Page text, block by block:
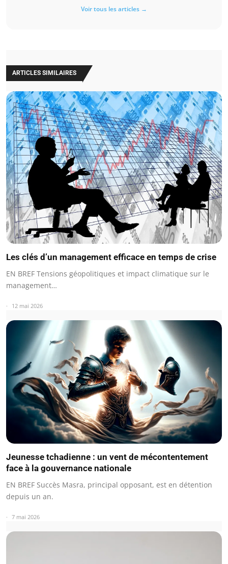
Voir tous les articles →
ARTICLES SIMILAIRES
Les clés d’un management efficace en temps de crise
EN BREF Tensions géopolitiques et impact climatique sur le
management…
12 mai 2026
Jeunesse tchadienne : un vent de mécontentement
face à la gouvernance nationale
EN BREF Succès Masra, principal opposant, est en détention
depuis un an.
7 mai 2026